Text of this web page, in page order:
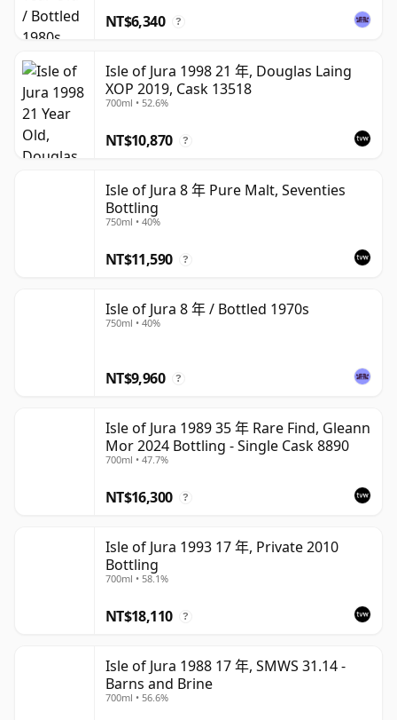
NT$6,340 ?
Isle of Jura 1998 21 年, Douglas Laing
XOP 2019, Cask 13518
700ml • 52.6%
NT$10,870 ?
Isle of Jura 8 年 Pure Malt, Seventies
Bottling
750ml • 40%
NT$11,590 ?
Isle of Jura 8 年 / Bottled 1970s
750ml • 40%
NT$9,960 ?
Isle of Jura 1989 35 年 Rare Find, Gleann
Mor 2024 Bottling - Single Cask 8890
700ml • 47.7%
NT$16,300 ?
Isle of Jura 1993 17 年, Private 2010
Bottling
700ml • 58.1%
NT$18,110 ?
Isle of Jura 1988 17 年, SMWS 31.14 -
Barns and Brine
700ml • 56.6%